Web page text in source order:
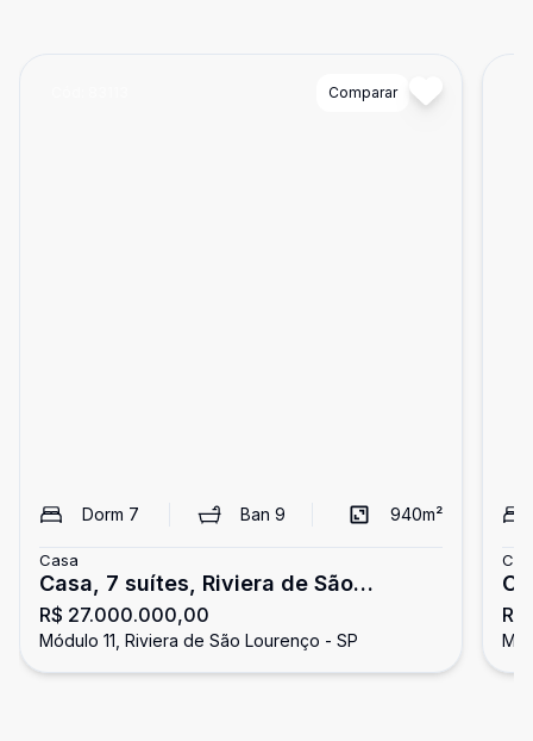
Comparar
Dorm 7 Ban 9 940m²
Casa
Casa, 7 suítes, Riviera de São
Lourenço
R$ 27.000.000,00
Módulo 11, Riviera de São Lourenço - SP